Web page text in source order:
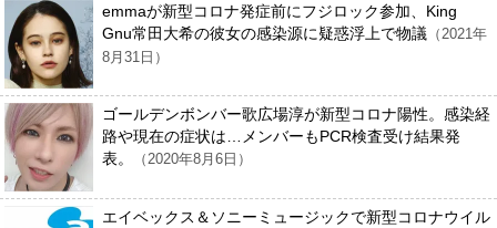
emmaが新型コロナ発症前にフジロック参加、King
Gnu常田大希の彼女の感染源に疑惑浮上で物議 （2021年
8月31日）
ゴールデンボンバー歌広場淳が新型コロナ陽性。感染経
路や現在の症状は…メンバーもPCR検査受け結果発
表。
（2020年8月6日）
エイベックス＆ソニーミュージックで新型コロナウイル